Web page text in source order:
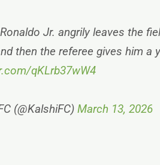
Jr. angrily leaves the
then the referee gives him a
qKLrb37wW4
(@KalshiFC)March 13, 2026